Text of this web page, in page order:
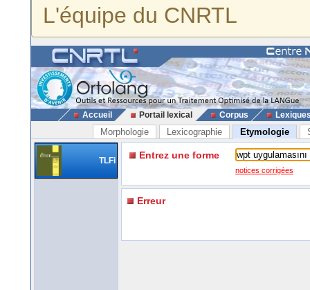
L'équipe du CNRTL
Accueil Portail lexical Corpus
Morphologie Lexicographie Etymologie
TLFi Entrez une forme
notices corrigées
Erreur